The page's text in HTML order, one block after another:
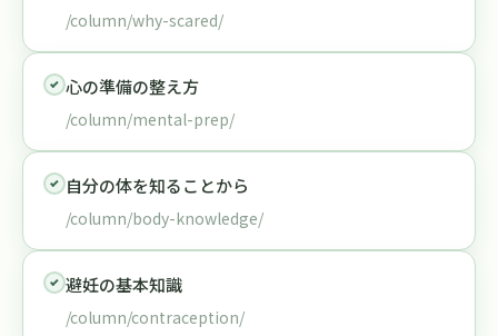
/column/why-scared/
心の準備の整え方
/column/mental-prep/
自分の体を知ることから
/column/body-knowledge/
避妊の基本知識
/column/contraception/